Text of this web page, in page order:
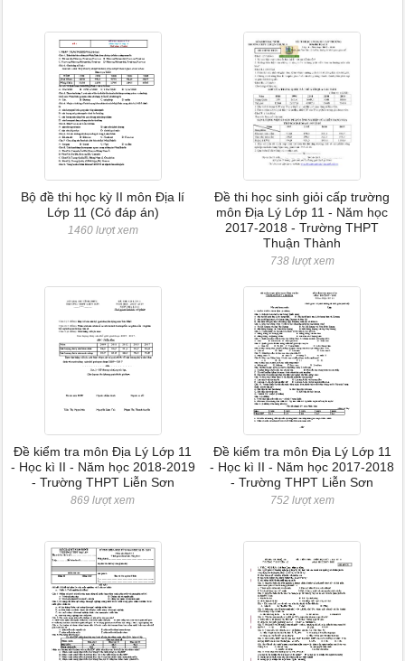
Bộ đề thi học kỳ II môn Địa lí
Lớp 11 (Có đáp án)
1460 lượt xem
Đề thi học sinh giỏi cấp trường
môn Địa Lý Lớp 11 - Năm học
2017-2018 - Trường THPT
Thuận Thành
738 lượt xem
Đề kiểm tra môn Địa Lý Lớp 11
- Học kì II - Năm học 2018-2019
- Trường THPT Liễn Sơn
869 lượt xem
Đề kiểm tra môn Địa Lý Lớp 11
- Học kì II - Năm học 2017-2018
- Trường THPT Liễn Sơn
752 lượt xem